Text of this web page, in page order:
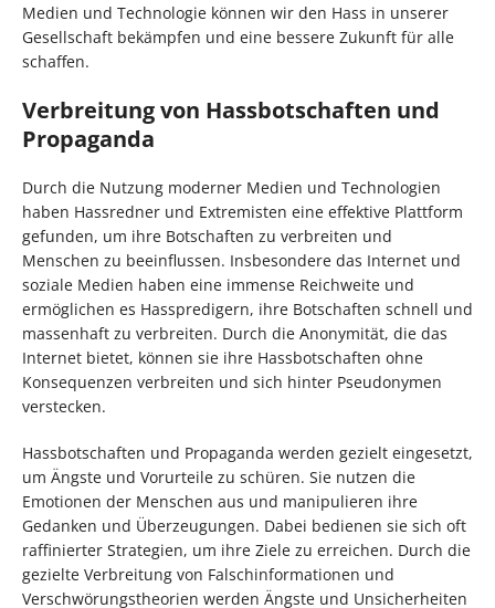
Medien und Technologie können wir den Hass in unserer
Gesellschaft bekämpfen und eine bessere Zukunft für alle
schaffen.
Verbreitung von Hassbotschaften und
Propaganda
Durch die Nutzung moderner Medien und Technologien
haben Hassredner und Extremisten eine effektive Plattform
gefunden, um ihre Botschaften zu verbreiten und
Menschen zu beeinflussen. Insbesondere das Internet und
soziale Medien haben eine immense Reichweite und
ermöglichen es Hasspredigern, ihre Botschaften schnell und
massenhaft zu verbreiten. Durch die Anonymität, die das
Internet bietet, können sie ihre Hassbotschaften ohne
Konsequenzen verbreiten und sich hinter Pseudonymen
verstecken.
Hassbotschaften und Propaganda werden gezielt eingesetzt,
um Ängste und Vorurteile zu schüren. Sie nutzen die
Emotionen der Menschen aus und manipulieren ihre
Gedanken und Überzeugungen. Dabei bedienen sie sich oft
raffinierter Strategien, um ihre Ziele zu erreichen. Durch die
gezielte Verbreitung von Falschinformationen und
Verschwörungstheorien werden Ängste und Unsicherheiten